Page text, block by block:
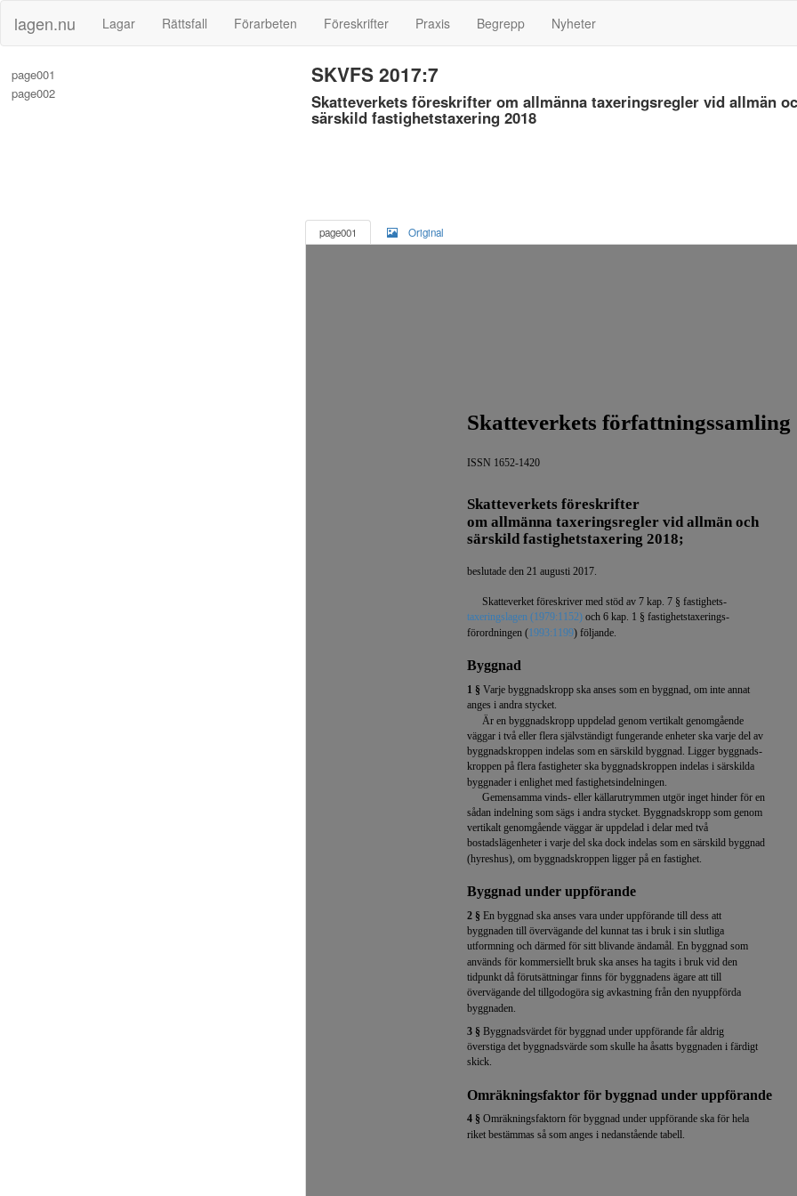
lagen.nu Lagar Rättsfall Förarbeten Föreskrifter Praxis Begrepp Nyheter
page001
page002
SKVFS 2017:7
Skatteverkets föreskrifter om allmänna taxeringsregler vid allmän
särskild fastighetstaxering 2018
page001 Original
Skatteverkets författningssamling
ISSN 1652-1420
Skatteverkets föreskrifter
om allmänna taxeringsregler vid allmän och
särskild fastighetstaxering 2018;
beslutade den 21 augusti 2017.
Skatteverket föreskriver med stöd av 7 kap. 7 § fastighets-
taxeringslagen (1979:1152) och 6 kap. 1 § fastighetstaxerings-
förordningen (1993:1199) följande.
Byggnad
1 § Varje byggnadskropp ska anses som en byggnad, om inte annat
anges i andra stycket.
Är en byggnadskropp uppdelad genom vertikalt genomgående
väggar i två eller flera självständigt fungerande enheter ska varje del av
byggnadskroppen indelas som en särskild byggnad. Ligger byggnads-
kroppen på flera fastigheter ska byggnadskroppen indelas i särskilda
byggnader i enlighet med fastighetsindelningen.
Gemensamma vinds- eller källarutrymmen utgör inget hinder för en
sådan indelning som sägs i andra stycket. Byggnadskropp som genom
vertikalt genomgående väggar är uppdelad i delar med två
bostadslägenheter i varje del ska dock indelas som en särskild byggnad
(hyreshus), om byggnadskroppen ligger på en fastighet.
Byggnad under uppförande
2 § En byggnad ska anses vara under uppförande till dess att
byggnaden till övervägande del kunnat tas i bruk i sin slutliga
utformning och därmed för sitt blivande ändamål. En byggnad som
används för kommersiellt bruk ska anses ha tagits i bruk vid den
tidpunkt då förutsättningar finns för byggnadens ägare att till
övervägande del tillgodogöra sig avkastning från den nyuppförda
byggnaden.
3 § Byggnadsvärdet för byggnad under uppförande får aldrig
överstiga det byggnadsvärde som skulle ha åsatts byggnaden i färdigt
skick.
Omräkningsfaktor för byggnad under uppförande
4 § Omräkningsfaktorn för byggnad under uppförande ska för hela
riket bestämmas så som anges i nedanstående tabell.